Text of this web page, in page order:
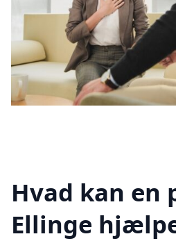
Hvad kan en
Ellinge